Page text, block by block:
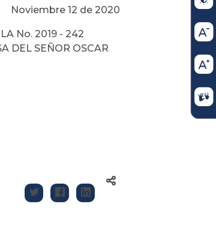
Noviembre 12 de 2020
No. 2019 - 242
DEL SEÑOR OSCAR